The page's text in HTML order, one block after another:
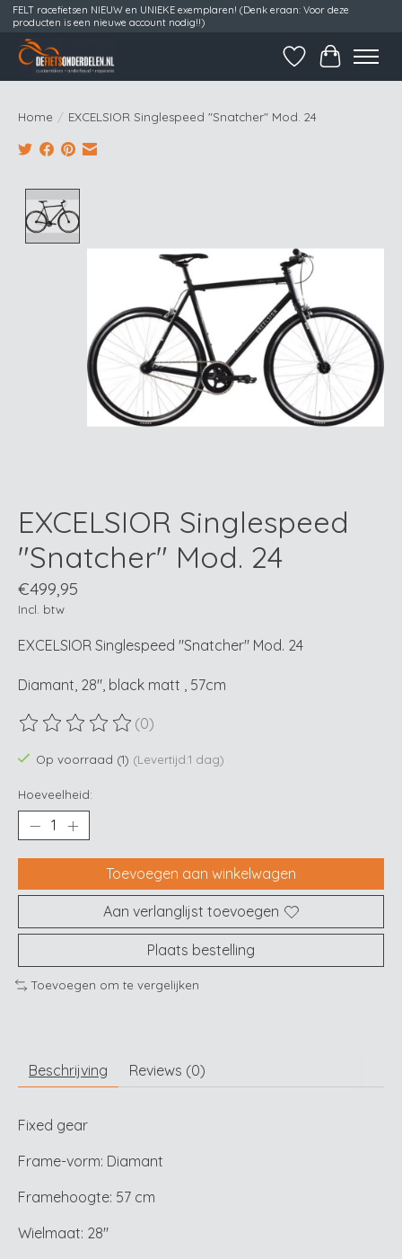
FELT racefietsen NIEUW en UNIEKE exemplaren! (Denk eraan: Voor deze
producten is een nieuwe account nodig!!)
Verlanglijst
Home / EXCELSIOR Singlespeed "Snatcher" Mod. 24
EXCELSIOR Singlespeed
"Snatcher" Mod. 24
€499,95
Incl. btw
EXCELSIOR Singlespeed "Snatcher" Mod. 24
Diamant, 28", black matt , 57cm
De beoordeling van dit product is
(0)
Op voorraad (1) (Levertijd:1 dag)
Hoeveelheid:
Toevoegen aan winkelwagen
Aan verlanglijst toevoegen
Plaats bestelling
Toevoegen om te vergelijken
Beschrijving Reviews (0)
Fixed gear
Frame-vorm: Diamant
Framehoogte: 57 cm
Wielmaat: 28"